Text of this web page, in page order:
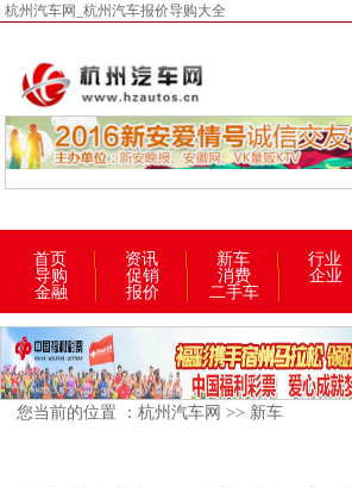
杭州汽车网_杭州汽车报价导购大全
首页 资讯 新车 行业
导购
促销 消费 企业
金融
报价 二手车
您当前的位置 ：杭州汽车网 >> 新车